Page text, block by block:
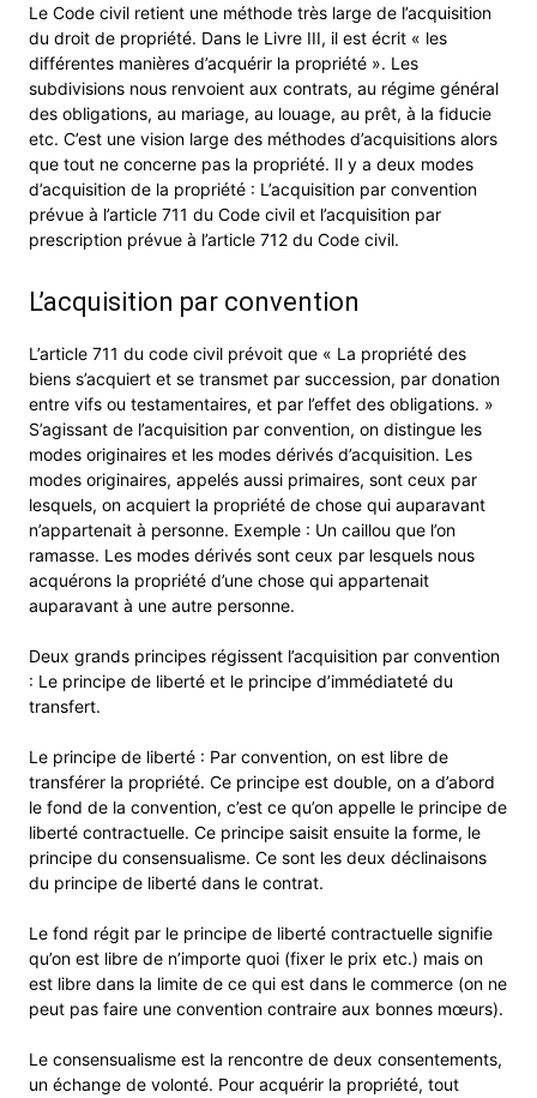
Le Code civil retient une méthode très large de l’acquisition
du droit de propriété. Dans le Livre III, il est écrit « les
différentes manières d’acquérir la propriété ». Les
subdivisions nous renvoient aux contrats, au régime général
des obligations, au mariage, au louage, au prêt, à la fiducie
etc. C’est une vision large des méthodes d’acquisitions alors
que tout ne concerne pas la propriété. Il y a deux modes
d’acquisition de la propriété : L’acquisition par convention
prévue à l’article 711 du Code civil et l’acquisition par
prescription prévue à l’article 712 du Code civil.
L’acquisition par convention
L’article 711 du code civil prévoit que « La propriété des
biens s’acquiert et se transmet par succession, par donation
entre vifs ou testamentaires, et par l’effet des obligations. »
S’agissant de l’acquisition par convention, on distingue les
modes originaires et les modes dérivés d’acquisition. Les
modes originaires, appelés aussi primaires, sont ceux par
lesquels, on acquiert la propriété de chose qui auparavant
n’appartenait à personne. Exemple : Un caillou que l’on
ramasse. Les modes dérivés sont ceux par lesquels nous
acquérons la propriété d’une chose qui appartenait
auparavant à une autre personne.
Deux grands principes régissent l’acquisition par convention
: Le principe de liberté et le principe d’immédiateté du
transfert.
Le principe de liberté : Par convention, on est libre de
transférer la propriété. Ce principe est double, on a d’abord
le fond de la convention, c’est ce qu’on appelle le principe de
liberté contractuelle. Ce principe saisit ensuite la forme, le
principe du consensualisme. Ce sont les deux déclinaisons
du principe de liberté dans le contrat.
Le fond régit par le principe de liberté contractuelle signifie
qu’on est libre de n’importe quoi (fixer le prix etc.) mais on
est libre dans la limite de ce qui est dans le commerce (on ne
peut pas faire une convention contraire aux bonnes mœurs).
Le consensualisme est la rencontre de deux consentements,
un échange de volonté. Pour acquérir la propriété, tout